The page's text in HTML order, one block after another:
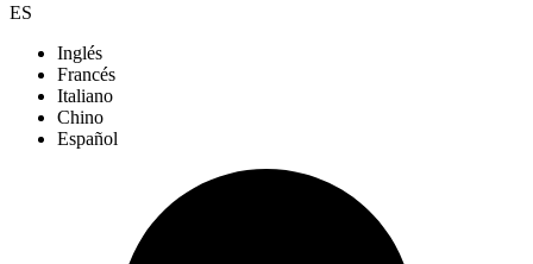
ES
Inglés
Francés
Italiano
Chino
Español